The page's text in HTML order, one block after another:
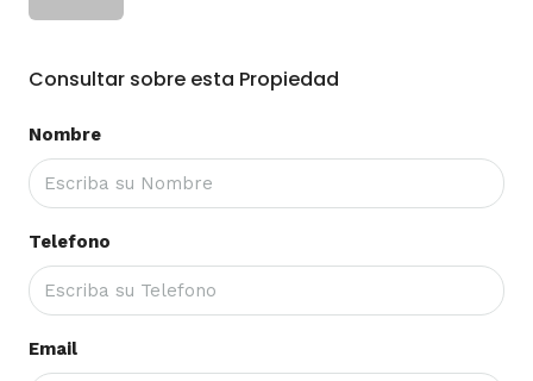
Consultar sobre esta Propiedad
Nombre
Telefono
Email